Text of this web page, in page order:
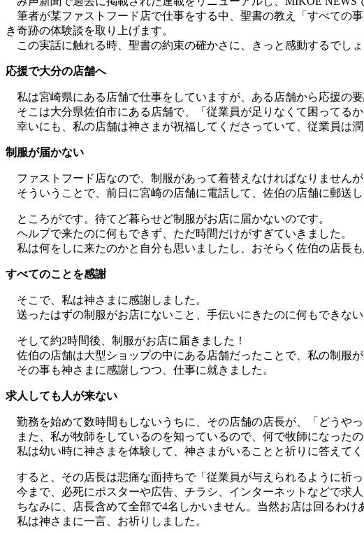
筆者が某ファストフード店で仕事をする中、聖書の教え「すべての
き奇跡の体験談を取り上げます。
この実話に触れる時、聖書の約束の確かさに、きっと感動するでしょ
応援で大分の店舗へ
私は宮崎県にある店舗で仕事をしていますが、ある店舗から応援の要
そこは大分県佐伯市にある店舗で、「従業員が足りなくて困ってる
幸いにも、私の店舗は神さまが祝福してくださっていて、従業員は
制服が届かない
ファストフード店なので、制服があって着替えなければなりません
そういうことで、前日に宮崎の店舗に電話して、佐伯の店舗に郵送し
ところがです。待てど暮らせど制服がお店に届かないのです。
ヘルプで来たのに何もできず、ただ時間だけがすぎていきました。
私は何をしに来たのかと自分も思いましたし、おそらく佐伯の店長も
すべてのことを感謝
そこで、私は神さまに感謝しました。
送ったはずの制服がお店にないこと、手伝いにきたのに何もできな
そして約2時間後、制服がお店に届きました！
佐伯の店舗は大型ショップの中にある店舗だったことで、私の制服
その事も神さまに感謝しつつ、仕事に就きました。
求人しても人が来ない
勤務を始めて数時間もしないうちに、その店舗の店長が、「どうや
また、私が牧師をしているのを知っているので、何で牧師になったの
私は幼い時に神さまを体験して、神さまがいることと祈りに答えてく
すると、その店長は悲痛な面持ちで「従業員が与えられるように祈っ
今まで、必死にポスターや広告、チラシ、インターネットなどで求
ちなみに、店長含めて全部で4名しかいません。当然お店は回るわけ
私は神さまに一言、お祈りしました。